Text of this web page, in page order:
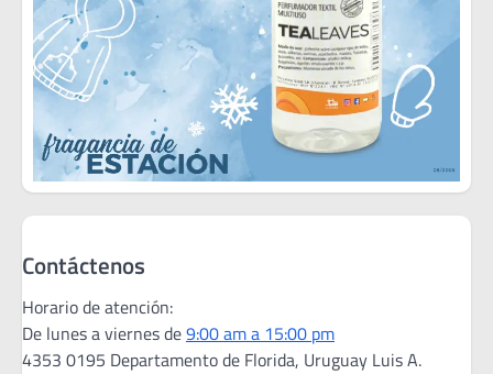
Contáctenos
Horario de atención:
De lunes a viernes de9:00 am a 15:00 pm
4353 0195 Departamento de Florida, Uruguay Luis A.